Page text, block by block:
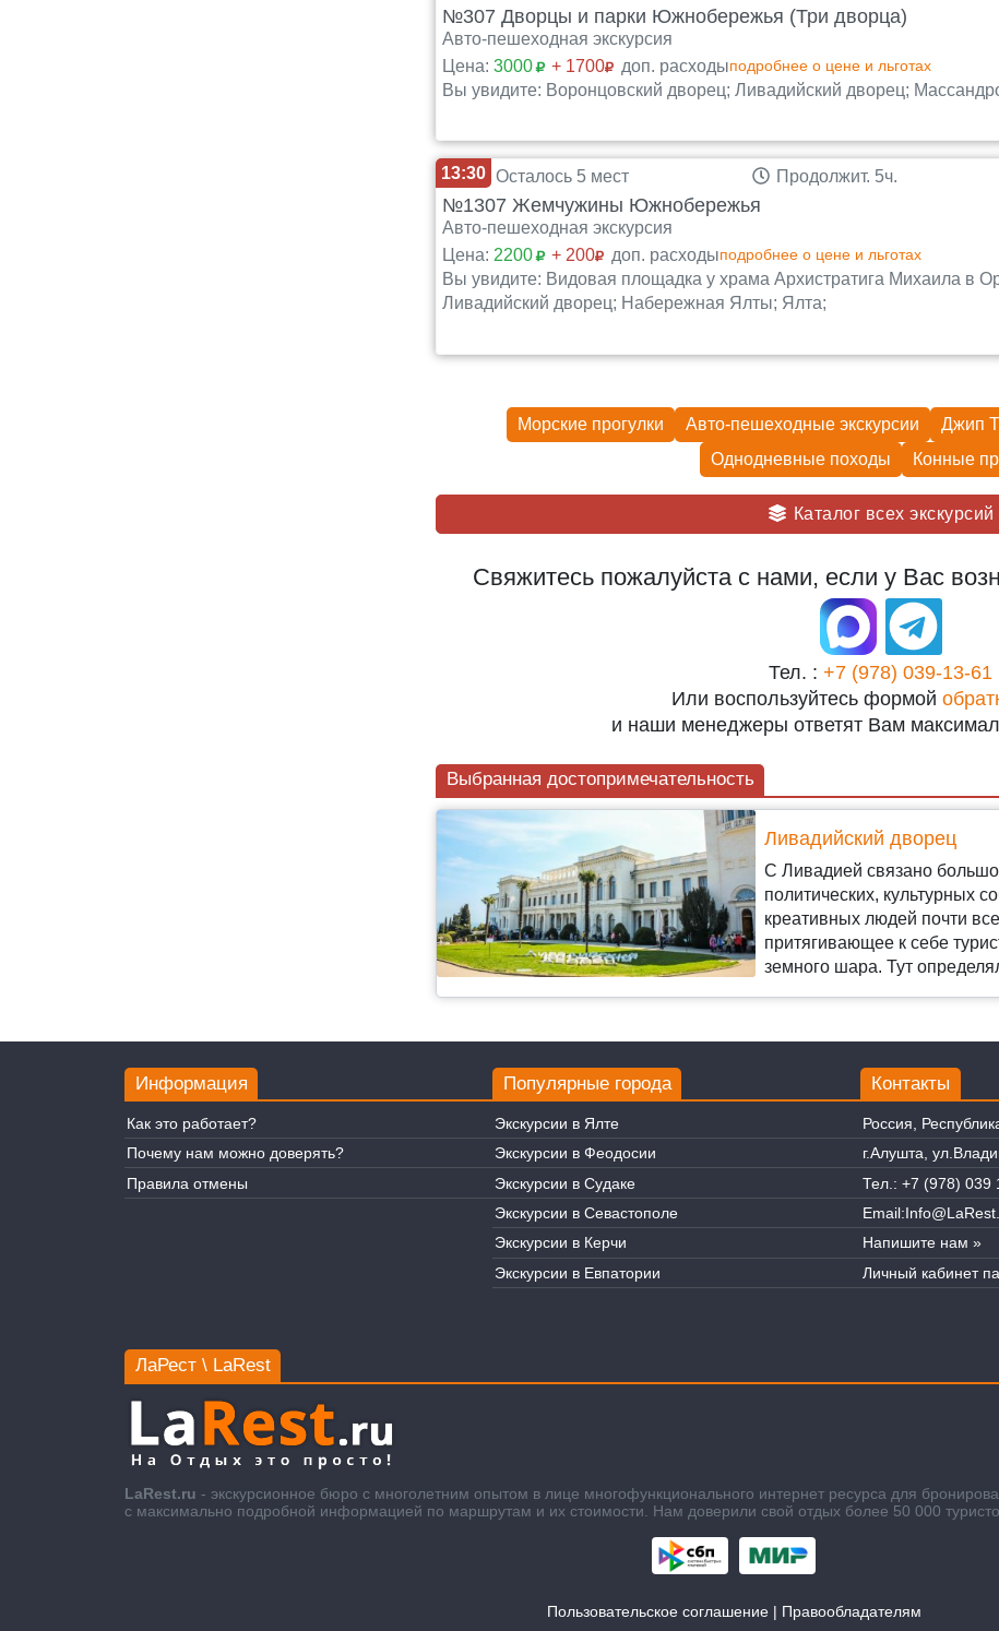
№307 Дворцы и парки Южнобережья (Три дворца)
Авто-пешеходная экскурсия
Цена: 3000 + 1700 доп. расходыподробнее о цене и льготах
Вы увидите: Воронцовский дворец; Ливадийский дворец;
13:30 Осталось 5 мест
№1307 Жемчужины Южнобережья
Авто-пешеходная экскурсия
Цена: 2200 + 200 доп. расходыподробнее о цене и льготах
Вы увидите: Видовая площадка у храма Архистратига Михаила в
Ливадийский дворец; Набережная Ялты; Ялта;
Продолжит. 5ч.
Морские прогулки Авто-пешеходные экскурсии Джип
Однодневные походы
Конные
Каталог всех экскурсий
Свяжитесь пожалуйста с нами, если у Вас
Тел. : +7 (978) 039-13-61
Или воспользуйтесь формой
и наши менеджеры ответят Вам
Выбранная достопримечательность
Ливадийский дворец
С Ливадией связано
политических, культурных
креативных людей почти
притягивающее к себе
земного шара. Тут
Контакты
Россия,
г.Алушта,
Тел.: +7 (978) 039
Email:
Напишите нам »
Личный кабинет
Информация
Как это работает?
Почему нам можно доверять?
Правила отмены
Популярные города
Экскурсии в Ялте
Экскурсии в Феодосии
Экскурсии в Судаке
Экскурсии в Севастополе
Экскурсии в Керчи
Экскурсии в Евпатории
ЛаРест \ LaRest
LaRest.ru - экскурсионное бюро с многолетним опытом в лице многофункционального интернет ресурса для
с максимально подробной информацией по маршрутам и их стоимости. Нам доверили свой отдых более 50 000
Пользовательское соглашение| Правообладателям